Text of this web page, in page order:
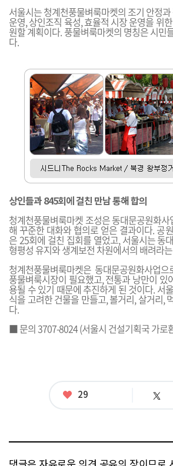
서울시는 청계천풍물벼룩마켓의 조기 안정
운영, 상인조직 육성, 효율적 시장 운영을 위
원할 계획이다. 풍물벼룩마켓의 명칭은 시
다.
상인들과 845회에 걸친 만남 통해 합의
청계천풍물벼룩마켓 조성은 동대문공원화
해 꾸준한 대화와 협의로 얻은 결과이다. 공
은 25회에 걸친 집회를 열었고, 서울시는 동
형평성 유지와 생계보전 차원에서의 배려라
청계천풍물벼룩마켓은 동대문공원화사업
풍물벼룩시장이 필요했고, 전통과 낭만이
용될 수 있기 때문에 추진하게 된 것이다. 서
식을 고려한 건물을 만들고, 볼거리, 살거리,
다.
■ 문의 3707-8024 (서울시 건설기획국 가로
좋
29 트